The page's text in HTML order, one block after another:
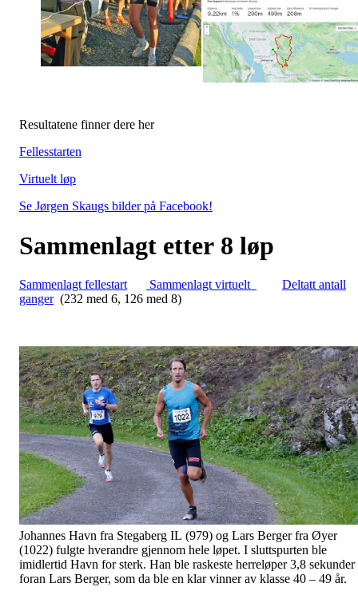
Resultatene finner dere her
Fellesstarten
Virtuelt løp
Se Jørgen Skaugs bilder på Facebook!
Sammenlagt etter 8 løp
Sammenlagt fellestart Sammenlagt virtuelt
Deltatt antall
ganger(232 med 6, 126 med 8)
Johannes Havn fra Stegaberg IL (979) og Lars Berger fra Øyer
(1022) fulgte hverandre gjennom hele løpet. I sluttspurten ble
imidlertid Havn for sterk. Han ble raskeste herreløper 3,8 sekunder
foran Lars Berger, som da ble en klar vinner av klasse 40 – 49 år.